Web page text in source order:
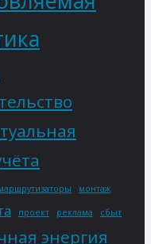
монтаж
проект реклама сбыт
энергия